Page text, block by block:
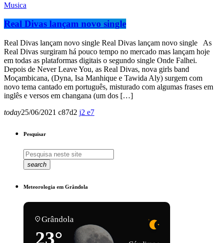
Musica
Real Divas lançam novo single
Real Divas lançam novo single Real Divas lançam novo single As
Real Divas surgiram há pouco tempo no mercado mas lançam hoje
em todas as plataformas digitais o segundo single Onde Falhei.
Depois de Never Leave You, as Real Divas, nova girls band
Moçambicana, (Dyna, Isa Manhique e Tawida Aly) surgem com
novo tema cantado em português, misturado com algumas frases em
inglês e versos em changana (um dos […]
today25/06/2021 87 2 2 7
Pesquisar
search
Meteorologia em Grândola
Grândola
23°